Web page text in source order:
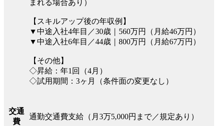
まれる場合あり）
【スキルアップ後の年収例】
▼中途入社4年目／30歳｜560万円（月給46万円）
▼中途入社6年目／44歳｜800万円（月給67万円）
【その他】
◇昇給：年1回（4月）
◇試用期間：3ヶ月（条件面の変更なし）
交通
費
通勤交通費支給（月3万5,000円まで／規定あり）